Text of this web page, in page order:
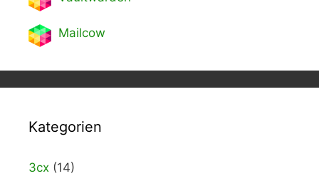
Mailcow
Kategorien
3cx (14)